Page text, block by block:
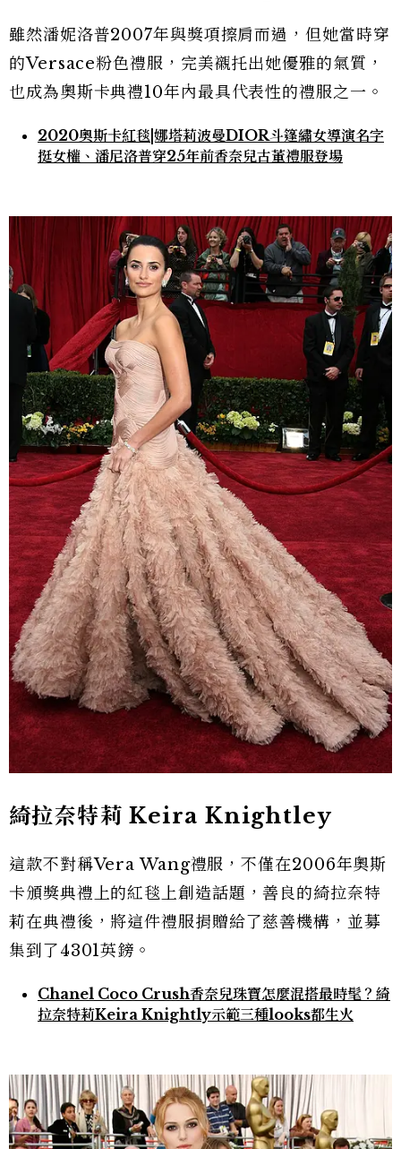
雖然潘妮洛普2007年與獎項擦肩而過，但她當時穿
的Versace粉色禮服，完美襯托出她優雅的氣質，
也成為奧斯卡典禮10年內最具代表性的禮服之一。
2020奧斯卡紅毯|娜塔莉波曼DIOR斗篷繡女導演名字
挺女權、潘尼洛普穿25年前香奈兒古董禮服登場
綺拉奈特莉 Keira Knightley
這款不對稱Vera Wang禮服，不僅在2006年奧斯
卡頒獎典禮上的紅毯上創造話題，善良的綺拉奈特
莉在典禮後，將這件禮服捐贈給了慈善機構，並募
集到了4301英鎊。
Chanel Coco Crush香奈兒珠寶怎麼混搭最時髦？綺
拉奈特莉Keira Knightly示範三種looks都生火